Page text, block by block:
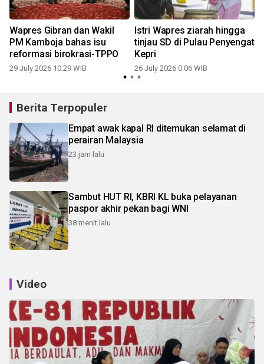
Wapres Gibran dan Wakil
PM Kamboja bahas isu
reformasi birokrasi-TPPO
29 July 2026 10:29 WIB
Istri Wapres ziarah hingga
tinjau SD di Pulau Penyengat
Kepri
26 July 2026 0:06 WIB
Berita Terpopuler
Empat awak kapal RI ditemukan selamat di
perairan Malaysia
23 jam lalu
Sambut HUT RI, KBRI KL buka pelayanan
paspor akhir pekan bagi WNI
38 menit lalu
Video